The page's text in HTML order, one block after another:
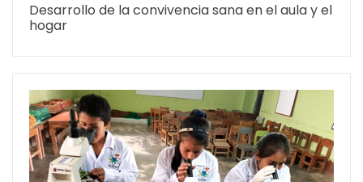
Desarrollo de la convivencia sana en el aula y el
hogar